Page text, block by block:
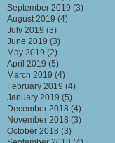
September 2019 (3)
August 2019 (4)
July 2019 (3)
June 2019 (3)
May 2019 (2)
April 2019 (5)
March 2019 (4)
February 2019 (4)
January 2019 (5)
December 2018 (4)
November 2018 (3)
October 2018 (3)